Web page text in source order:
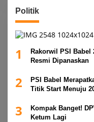
Politik
1
Rakorwil PSI Babel
Resmi Dipanaskan
2
PSI Babel
Titik Start Menuju
3
Kompak Banget!
Ketum Lagi